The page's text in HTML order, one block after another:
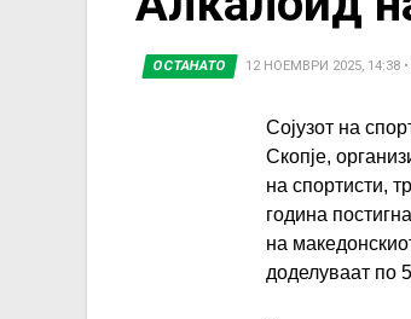
ОСТАНАТО 12 НОЕМВРИ 2025, 14:38•
Сојузот на
Скопје,
на спортисти,
година
на
доделуваат по